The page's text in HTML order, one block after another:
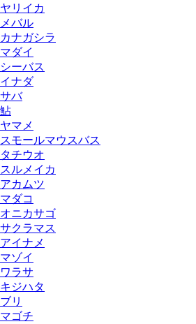
ヤリイカ
メバル
カナガシラ
マダイ
シーバス
イナダ
サバ
鮎
ヤマメ
スモールマウスバス
タチウオ
スルメイカ
アカムツ
マダコ
オニカサゴ
サクラマス
アイナメ
マゾイ
ワラサ
キジハタ
ブリ
マゴチ